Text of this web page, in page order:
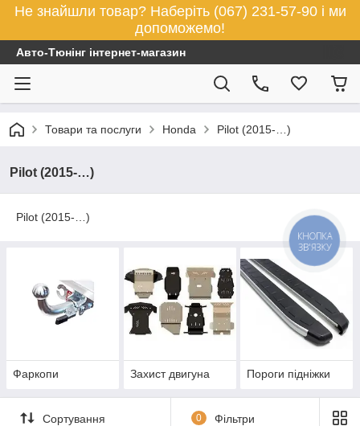
Не знайшли товар? Наберіть (067) 231-57-90 і ми
допоможемо!
Авто-Тюнінг інтернет-магазин
Товари та послуги Honda Pilot (2015-…)
Pilot (2015-…)
Pilot (2015-…)
Фаркопи Захист двигуна Пороги підніжки
Сортування 0 Фільтри
КНОПКА
ЗВ'ЯЗКУ